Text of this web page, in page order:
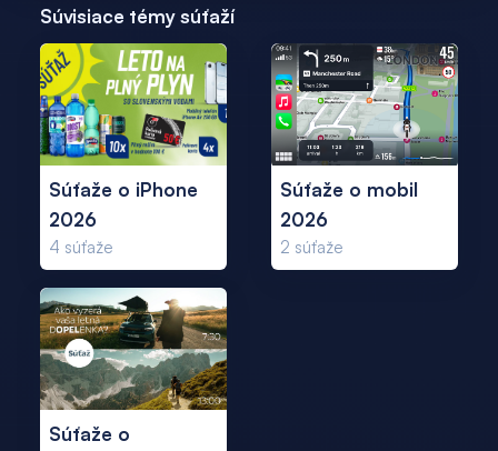
Súvisiace témy súťaží
Súťaže o iPhone
2026
4 súťaže
Súťaže o mobil
2026
2 súťaže
Súťaže o